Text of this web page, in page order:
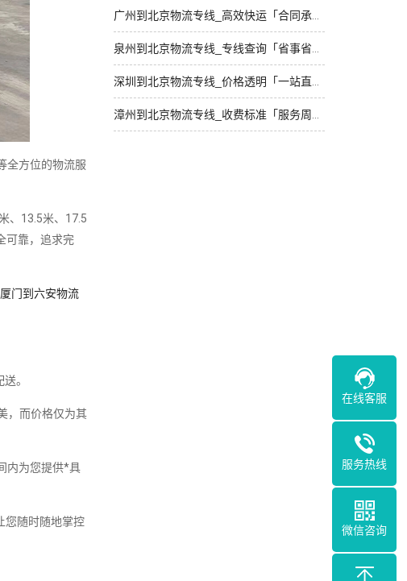
全方位的物流服
、13.5米、17.5
可靠，追求完
厦门到六安物流
。
，而价格仅为其
内为您提供*具
您随时随地掌控
广州到北京物流专线_高效快运「合同承运」
泉州到北京物流专线_专线查询「省事省心」
深圳到北京物流专线_价格透明「一站直达」
漳州到北京物流专线_收费标准「服务周到」
在线客服
服务热线
微信咨询